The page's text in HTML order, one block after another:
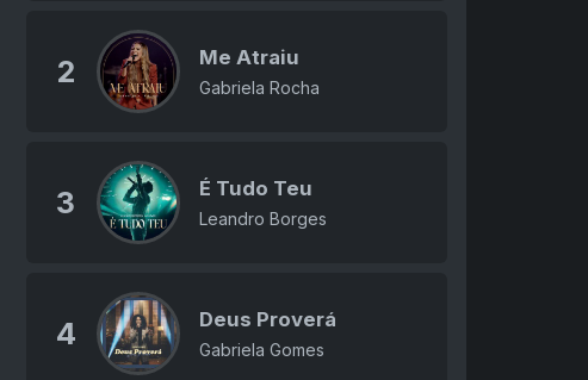
2 Me Atraiu
Gabriela Rocha
3 É Tudo Teu
Leandro Borges
4 Deus Proverá
Gabriela Gomes